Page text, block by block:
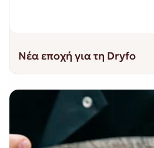
Νέα εποχή για τη Dryfo